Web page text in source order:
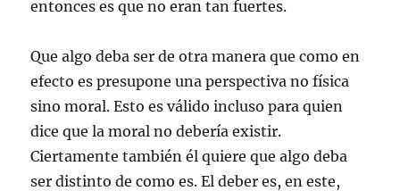
entonces es que no eran tan fuertes.
Que algo deba ser de otra manera que como en
efecto es presupone una perspectiva no física
sino moral. Esto es válido incluso para quien
dice que la moral no debería existir.
Ciertamente también él quiere que algo deba
ser distinto de como es. El deber es, en este,